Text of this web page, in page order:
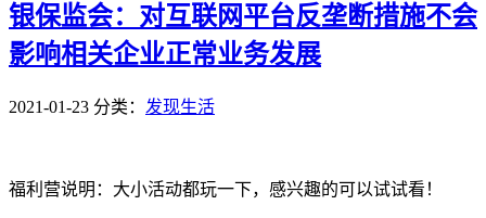
银保监会：对互联网平台反垄断措施不会
影响相关企业正常业务发展
2021-01-23 分类： 发现生活
福利营说明：大小活动都玩一下，感兴趣的可以试试看！